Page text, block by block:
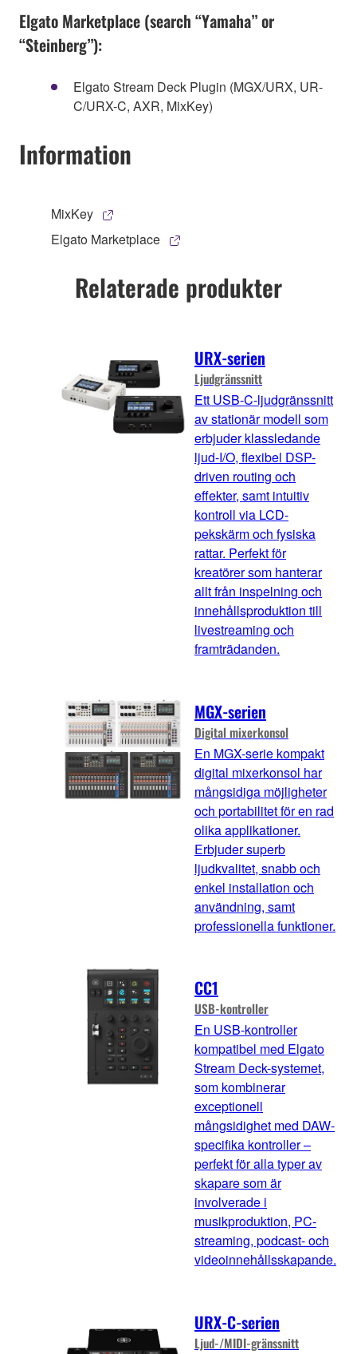
Elgato Marketplace (search “Yamaha” or
“Steinberg”):
Elgato Stream Deck Plugin (MGX/URX, UR-
C/URX-C, AXR, MixKey)
Information
MixKey
Elgato Marketplace
Relaterade produkter
URX-serien
Ljudgränssnitt
Ett USB-C-ljudgränssnitt
av stationär modell som
erbjuder klassledande
ljud-I/O, flexibel DSP-
driven routing och
effekter, samt intuitiv
kontroll via LCD-
pekskärm och fysiska
rattar. Perfekt för
kreatörer som hanterar
allt från inspelning och
innehållsproduktion till
livestreaming och
framträdanden.
MGX-serien
Digital mixerkonsol
En MGX-serie kompakt
digital mixerkonsol har
mångsidiga möjligheter
och portabilitet för en rad
olika applikationer.
Erbjuder superb
ljudkvalitet, snabb och
enkel installation och
användning, samt
professionella funktioner.
CC1
USB-kontroller
En USB-kontroller
kompatibel med Elgato
Stream Deck-systemet,
som kombinerar
exceptionell
mångsidighet med DAW-
specifika kontroller –
perfekt för alla typer av
skapare som är
involverade i
musikproduktion, PC-
streaming, podcast- och
videoinnehållsskapande.
URX-C-serien
Ljud-/MIDI-gränssnitt